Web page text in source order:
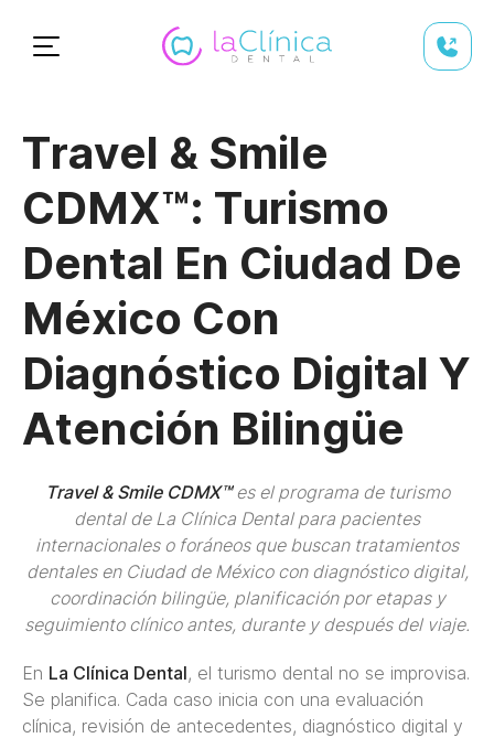
Travel & Smile
CDMX™: Turismo
Dental En Ciudad De
México Con
Diagnóstico Digital Y
Atención Bilingüe
Travel & Smile CDMX™es el programa de turismo
dental de La Clínica Dental para pacientes
internacionales o foráneos que buscan tratamientos
dentales en Ciudad de México con diagnóstico digital,
coordinación bilingüe, planificación por etapas y
seguimiento clínico antes, durante y después del viaje.
En La Clínica Dental, el turismo dental no se improvisa.
Se planifica. Cada caso inicia con una evaluación
clínica, revisión de antecedentes, diagnóstico digital y